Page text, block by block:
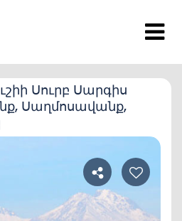
Սուրբ Սարգիս
Սաղմոսավանք,